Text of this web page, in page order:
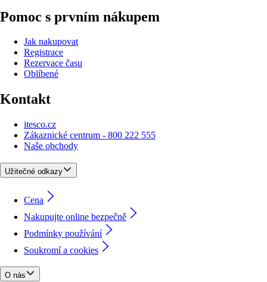
Pomoc s prvním nákupem
Jak nakupovat
Registrace
Rezervace času
Oblíbené
Kontakt
itesco.cz
Zákaznické centrum - 800 222 555
Naše obchody
Užitečné odkazy
Cena
Nakupujte online bezpečně
Podmínky používání
Soukromí a cookies
O nás